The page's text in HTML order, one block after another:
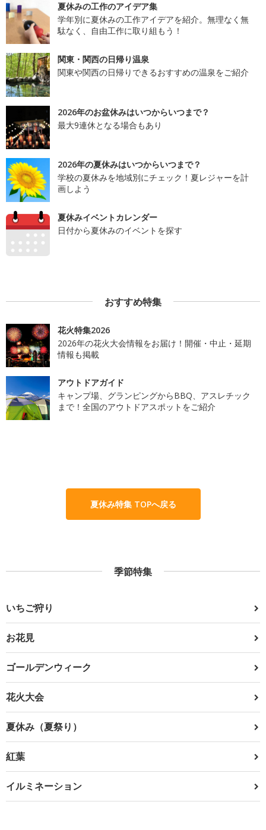
夏休みの工作のアイデア集
学年別に夏休みの工作アイデアを紹介。無理なく無
駄なく、自由工作に取り組もう！
関東・関西の日帰り温泉
関東や関西の日帰りできるおすすめの温泉をご紹介
2026年のお盆休みはいつからいつまで？
最大9連休となる場合もあり
2026年の夏休みはいつからいつまで？
学校の夏休みを地域別にチェック！夏レジャーを計
画しよう
夏休みイベントカレンダー
日付から夏休みのイベントを探す
おすすめ特集
花火特集2026
2026年の花火大会情報をお届け！開催・中止・延期
情報も掲載
アウトドアガイド
キャンプ場、グランピングからBBQ、アスレチック
まで！全国のアウトドアスポットをご紹介
夏休み特集 TOPへ戻る
季節特集
いちご狩り
お花見
ゴールデンウィーク
花火大会
夏休み（夏祭り）
紅葉
イルミネーション